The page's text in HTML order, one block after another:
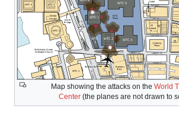
Map showing the attacks on the World
Center (the planes are not drawn to